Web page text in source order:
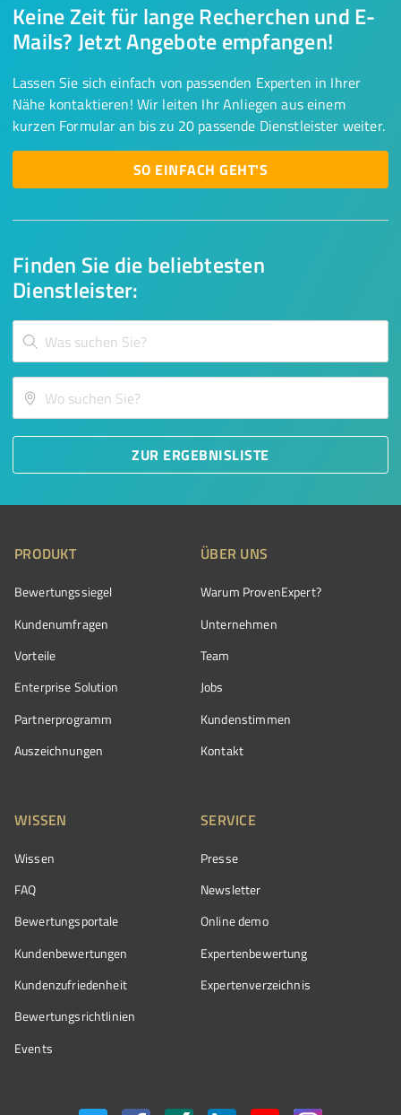
Finden Sie die beliebtesten
Dienstleister:
ZUR ERGEBNISLISTE
Keine Zeit für lange Recherchen und E-
Mails? Jetzt Angebote empfangen!
Lassen Sie sich einfach von passenden Experten in Ihrer
Nähe kontaktieren! Wir leiten Ihr Anliegen aus einem
kurzen Formular an bis zu 20 passende Dienstleister weiter.
SO EINFACH GEHT'S
PRODUKT
Bewertungssiegel
Kundenumfragen
Vorteile
Enterprise Solution
Partnerprogramm
Auszeichnungen
ÜBER UNS
Warum ProvenExpert?
Unternehmen
Team
Jobs
Kundenstimmen
Kontakt
WISSEN
Wissen
FAQ
Bewertungsportale
Kundenbewertungen
Kundenzufriedenheit
Bewertungs­richtlinien
Events
SERVICE
Presse
Newsletter
Online demo
Expertenbewertung
Expertenverzeichnis